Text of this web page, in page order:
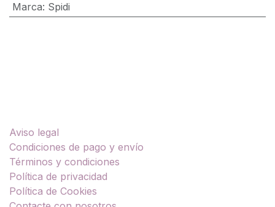
Marca: Spidi
Aviso legal
Condiciones de pago y envío
Términos y condiciones
Política de privacidad
Política de Cookies